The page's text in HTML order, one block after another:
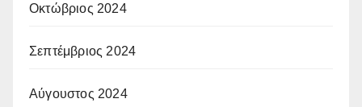
Οκτώβριος 2024
Σεπτέμβριος 2024
Αύγουστος 2024